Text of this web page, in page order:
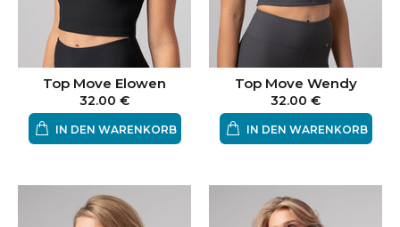
Top Move Elowen
32.00 €
IN DEN WARENKORB
Top Move Wendy
32.00 €
IN DEN WARENKORB